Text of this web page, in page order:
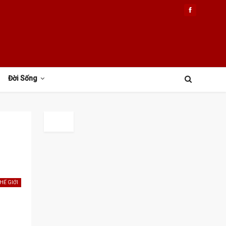
Đời Sống
GIỚI